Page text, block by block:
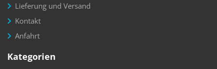
Lieferung und Versand
Kontakt
Anfahrt
Kategorien